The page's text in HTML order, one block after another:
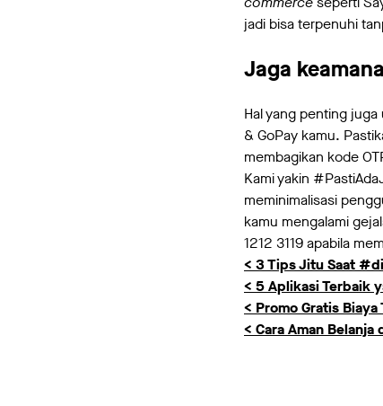
jadi bisa terpenuhi
Jaga
Hal yang penting
& GoPay kamu.
membagikan kode
Kami yakin
meminimalisasi
kamu mengalami
1212 3119 apabila
< 3 Tips Jitu Saat
< 5 Aplikasi Terbaik
< Promo Gratis Biaya
< Cara Aman Belanja